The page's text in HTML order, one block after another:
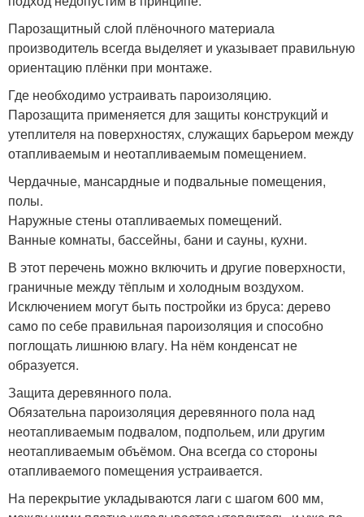
Парозащитный слой плёночного материала
производитель всегда выделяет и указывает правильную
ориентацию плёнки при монтаже.
Где необходимо устраивать пароизоляцию.
Парозащита применяется для защиты конструкций и
утеплителя на поверхностях, служащих барьером между
отапливаемым и неотапливаемым помещением.
Чердачные, мансардные и подвальные помещения,
полы.
Наружные стены отапливаемых помещений.
Ванные комнаты, бассейны, бани и сауны, кухни.
В этот перечень можно включить и другие поверхности,
граничные между тёплым и холодным воздухом.
Исключением могут быть постройки из бруса: дерево
само по себе правильная пароизоляция и способно
поглощать лишнюю влагу. На нём конденсат не
образуется.
Защита деревянного пола.
Обязательна пароизоляция деревянного пола над
неотапливаемым подвалом, подпольем, или другим
неотапливаемым объёмом. Она всегда со стороны
отапливаемого помещения устраивается.
На перекрытие укладываются лаги с шагом 600 мм,